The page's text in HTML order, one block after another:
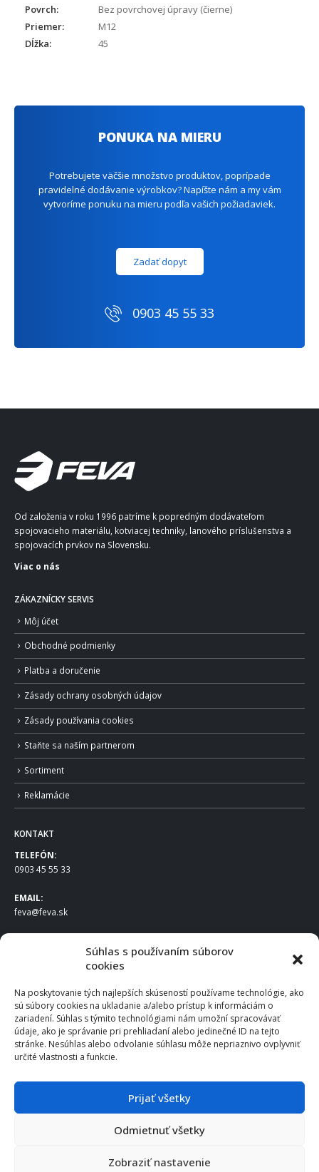
Súhlas s používaním súborov
cookies
Na poskytovanie tých najlepších skúseností používame technológie, ako
sú súbory cookies na ukladanie a/alebo prístup k informáciám o
zariadení. Súhlas s týmito technológiami nám umožní spracovávať
údaje, ako je správanie pri prehliadaní alebo jedinečné ID na tejto
stránke. Nesúhlas alebo odvolanie súhlasu môže nepriaznivo ovplyvniť
určité vlastnosti a funkcie.
Prijať všetky
Odmietnuť všetky
Zobraziť nastavenie
Povrch:
Bez povrchovej úpravy (čierne)
Priemer:
M12
Dĺžka:
45
PONUKA NA MIERU
Potrebujete väčšie množstvo produktov, poprípade
pravidelné dodávanie výrobkov? Napíšte nám a my vám
vytvoríme ponuku na mieru podľa vašich požiadaviek.
Zadať dopyt
0903 45 55 33
Od založenia v roku 1996 patríme k popredným dodávateľom
spojovacieho materiálu, kotviacej techniky, lanového príslušenstva a
spojovacích prvkov na Slovensku.
Viac o nás
ZÁKAZNÍCKY SERVIS
Môj účet
Obchodné podmienky
Platba a doručenie
Zásady ochrany osobných údajov
Zásady používania cookies
Staňte sa naším partnerom
Sortiment
Reklamácie
KONTAKT
TELEFÓN:
0903 45 55 33
EMAIL:
feva@feva.sk
FEVA Slovakia SK s.r.o.
831 04 Bratislava
IČO: 50922688
DIČ: 2120539388
IČ DPH: SK2120539388
Po – Pia: 8:00 – 16:30